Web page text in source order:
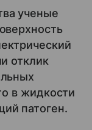
ученые
отклик
в жидкости
патоген.